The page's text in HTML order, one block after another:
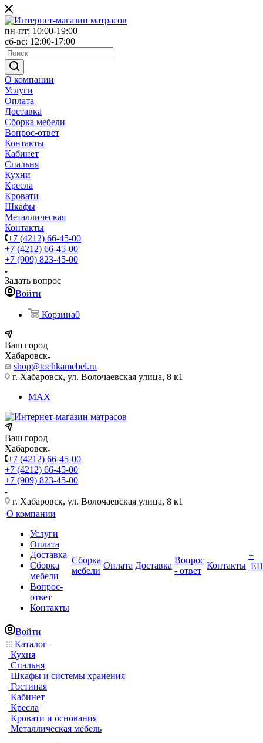
пн-пт: 10:00-19:00
сб-вс: 12:00-17:00
О компании
Услуги
Оплата
Доставка
Сборка мебели
Вопрос-ответ
Контакты
Кабинет
Спальня
Кухни
Кресла
Кровати
Шкафы
Металлическая
Контакты
+7 (4212) 66-45-00
+7 (4212) 66-45-00
+7 (909) 823-45-00
Задать вопрос
Войти
Корзина0
Ваш город
Хабаровск
shop@tochkamebel.ru
г. Хабаровск, ул. Волочаевская улица, 8 к1
MAX
Ваш город
Хабаровск
+7 (4212) 66-45-00
+7 (4212) 66-45-00
+7 (909) 823-45-00
г. Хабаровск, ул. Волочаевская улица, 8 к1
О компании
Услуги
Оплата
Доставка
Сборка
мебели
Вопрос-
ответ
Контакты
Сборка
мебели
Оплата Доставка
Вопрос
- ответ
Контакты
+
Войти
Каталог
Кухня
Спальня
Шкафы и системы хранения
Гостиная
Кабинет
Кресла
Кровати и основания
Металлическая мебель